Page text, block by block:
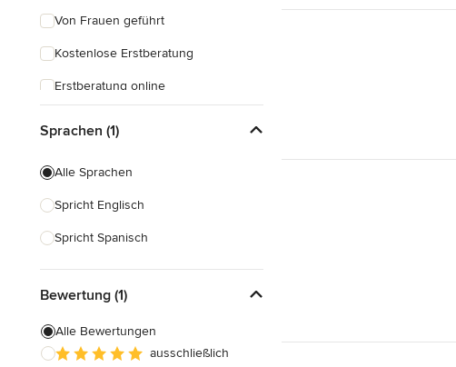
Von Frauen geführt
Kostenlose Erstberatung
Erstberatung online
Sprachen (1)
Alle Sprachen
Spricht Englisch
Spricht Spanisch
Bewertung (1)
Alle Bewertungen
ausschließlich